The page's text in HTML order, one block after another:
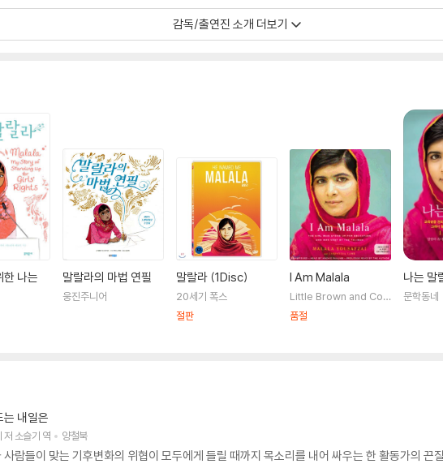
를 인정받아 제1회 파키스탄 청소년 평화상을 받았고 2014년 역사상 최연소로 노벨평화상을
감독/출연진 소개 더보기
한 나는
말랄라의 마법 연필
웅진주니어
말랄라 (1Disc)
20세기 폭스
절판
I Am Malala
Little Brown and Co
mpany
품절
나는 말
문학동네
는 내일은
저 소슬기 역 양철북
사람들이 맞는 기후변화의 위협이 모두에게 들릴 때까지 목소리를 내어 싸우는 한 활동가의 끈